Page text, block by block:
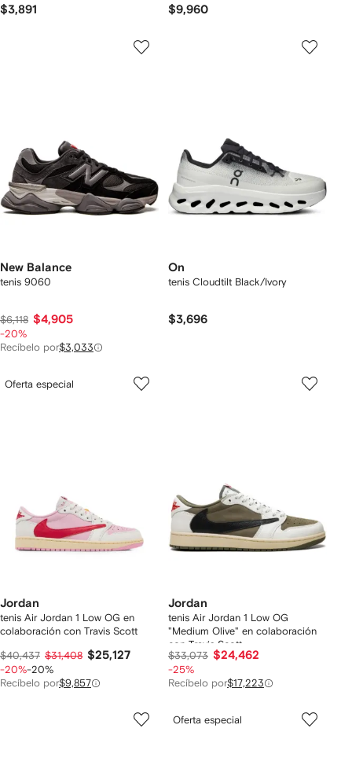
$3,891 $9,960
New Balance
tenis 9060
$6,118 $4,905
-20%
Recíbelo por$3,033
On
tenis Cloudtilt Black/Ivory
$3,696
Oferta especial
Jordan
tenis Air Jordan 1 Low OG en
colaboración con Travis Scott
$40,437 $31,408 $25,127
-20%-20%
Recíbelo por$9,857
Jordan
tenis Air Jordan 1 Low OG
"Medium Olive" en colaboración
con Travis Scott
$33,073 $24,462
-25%
Recíbelo por$17,223
Oferta especial